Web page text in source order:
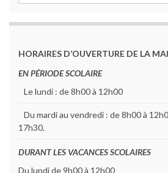
HORAIRES D’OUVERTURE DE LA
EN PÉRIODE SCOLAIRE
Le lundi : de 8h00 à 12h00
Du mardi au vendredi : de 8h00 à
17h30.
DURANT LES VACANCES SCOLAIRES
Du lundi de 9h00 à 12h00